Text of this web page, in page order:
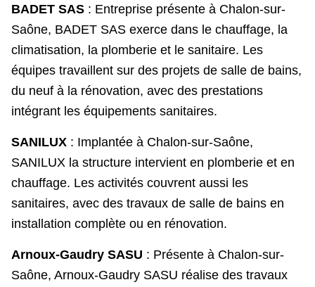
BADET SAS : Entreprise présente à Chalon-sur-
Saône, BADET SAS exerce dans le chauffage, la
climatisation, la plomberie et le sanitaire. Les
équipes travaillent sur des projets de salle de bains,
du neuf à la rénovation, avec des prestations
intégrant les équipements sanitaires.
SANILUX : Implantée à Chalon-sur-Saône,
SANILUX la structure intervient en plomberie et en
chauffage. Les activités couvrent aussi les
sanitaires, avec des travaux de salle de bains en
installation complète ou en rénovation.
Arnoux-Gaudry SASU : Présente à Chalon-sur-
Saône, Arnoux-Gaudry SASU réalise des travaux